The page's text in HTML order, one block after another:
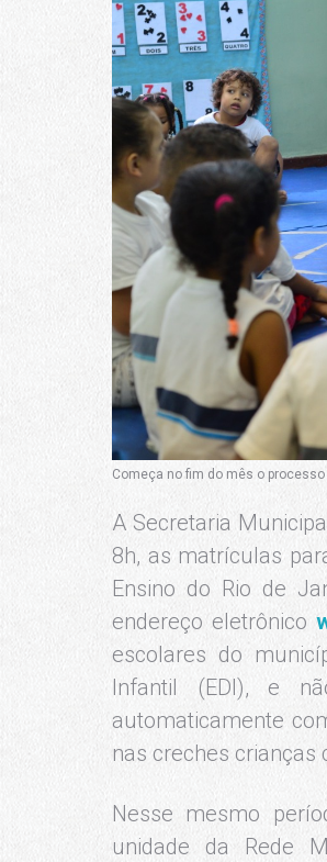
Começa no fim do mês o
A Secretaria
8h, as matrículas
Ensino do Rio de
endereço eletrônico
escolares do
Infantil (EDI), e
automaticamente
nas creches crianças
Nesse mesmo
unidade da Rede